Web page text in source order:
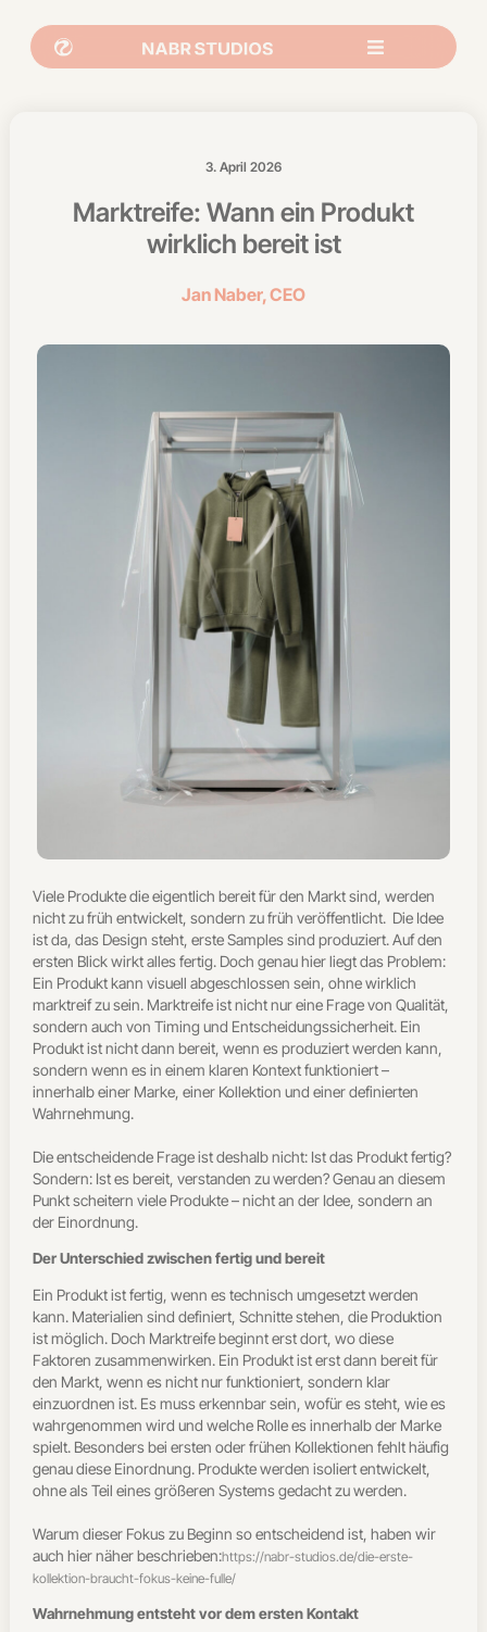
3. April 2026
Marktreife: Wann ein Produkt
wirklich bereit ist
Jan Naber, CEO
Viele Produkte die eigentlich bereit für den Markt sind, werden
nicht zu früh entwickelt, sondern zu früh veröffentlicht. Die Idee
ist da, das Design steht, erste Samples sind produziert. Auf den
ersten Blick wirkt alles fertig. Doch genau hier liegt das Problem:
Ein Produkt kann visuell abgeschlossen sein, ohne wirklich
marktreif zu sein. Marktreife ist nicht nur eine Frage von Qualität,
sondern auch von Timing und Entscheidungssicherheit. Ein
Produkt ist nicht dann bereit, wenn es produziert werden kann,
sondern wenn es in einem klaren Kontext funktioniert –
innerhalb einer Marke, einer Kollektion und einer definierten
Wahrnehmung.
Die entscheidende Frage ist deshalb nicht: Ist das Produkt fertig?
Sondern: Ist es bereit, verstanden zu werden?Genau an diesem
Punkt scheitern viele Produkte – nicht an der Idee, sondern an
der Einordnung.
Der Unterschied zwischen fertig und bereit
Ein Produkt ist fertig, wenn es technisch umgesetzt werden
kann. Materialien sind definiert, Schnitte stehen, die Produktion
ist möglich. Doch Marktreife beginnt erst dort, wo diese
Faktoren zusammenwirken. Ein Produkt ist erst dann bereit für
den Markt, wenn es nicht nur funktioniert, sondern klar
einzuordnen ist. Es muss erkennbar sein, wofür es steht, wie es
wahrgenommen wird und welche Rolle es innerhalb der Marke
spielt. Besonders bei ersten oder frühen Kollektionen fehlt häufig
genau diese Einordnung. Produkte werden isoliert entwickelt,
ohne als Teil eines größeren Systems gedacht zu werden.
Warum dieser Fokus zu Beginn so entscheidend ist, haben wir
auch hier näher beschrieben:https://nabr-studios.de/die-erste-
kollektion-braucht-fokus-keine-fulle/
Wahrnehmung entsteht vor dem ersten Kontakt